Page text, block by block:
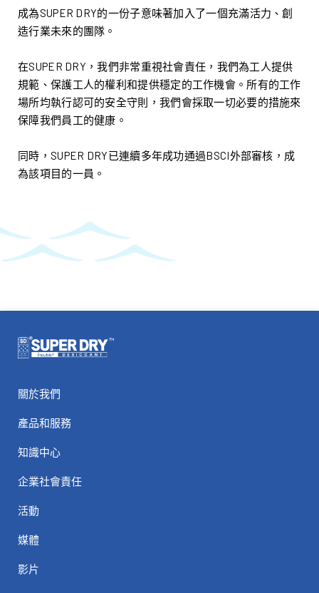
成為SUPER DRY的一份子意味著加入了一個充滿活力、創
造行業未來的團隊。
在SUPER DRY，我們非常重視社會責任，我們為工人提供
規範、保護工人的權利和提供穩定的工作機會。所有的工作
場所均執行認可的安全守則，我們會採取一切必要的措施來
保障我們員工的健康。
同時，SUPER DRY已連續多年成功通過BSCI外部審核，成
為該項目的一員。
關於我們
產品和服務
知識中心
企業社會責任
活動
媒體
影片